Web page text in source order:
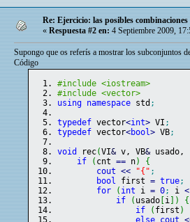
Re: Ejercicio: las posibles
«Respuesta #2 en:4 Septiembre 2009,
Supongo que os referís a mostrar los subconjuntos
Código
#include <iostream>
#include <vector>
using namespace std ;
typedef vector<int> VI ;
typedef vector<bool> VB;
void
rec(VI& v, VB& usado,
if
( cnt == n)
{
cout << "{" ;
bool first = true;
for
( int i = 0; i <
if
( usado[ i] )
{
if
( first )